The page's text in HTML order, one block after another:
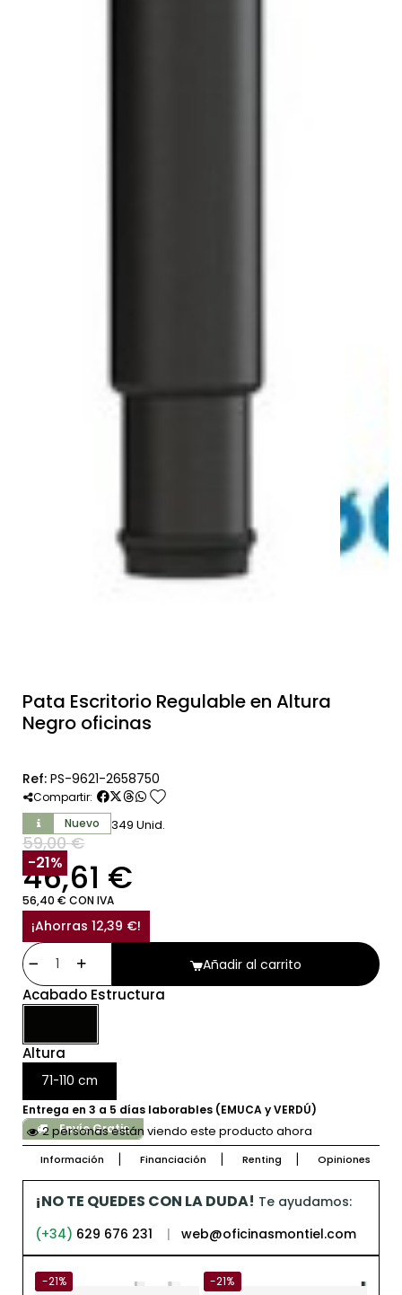
Pata Escritorio Regulable en Altura
Negro oficinas
Ref: PS-9621-2658750
Compartir: favorite
Nuevo 349 Unid.
59,00 €
SIN IVA
46,61 €
56,40 € CON IVA
¡Ahorras 12,39 €!
-21%
Añadir al carrito
Acabado Estructura
Altura
71-110 cm
Entrega en 3 a 5 días laborables (EMUCA y VERDÚ)
Envío Gratis
2 personas están viendo este producto ahora
Información Financiación Renting Opiniones
¡NO TE QUEDES CON LA DUDA! Te ayudamos:
(+34) 629 676 231 | web@oficinasmontiel.com
-21% -21%